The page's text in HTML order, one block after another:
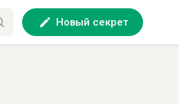
Новый секрет